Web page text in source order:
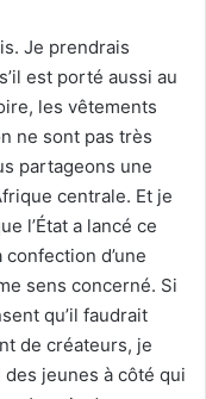
Je prendrais
est porté aussi au
les vêtements
ne sont pas très
partageons une
centrale. Et je
l’État a lancé ce
d’une
sens concerné. Si
qu’il faudrait
de créateurs, je
des jeunes à côté qui